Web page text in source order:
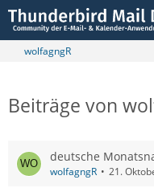
wolfagngR
Beiträge von
deutsche
wolfagngR 21.